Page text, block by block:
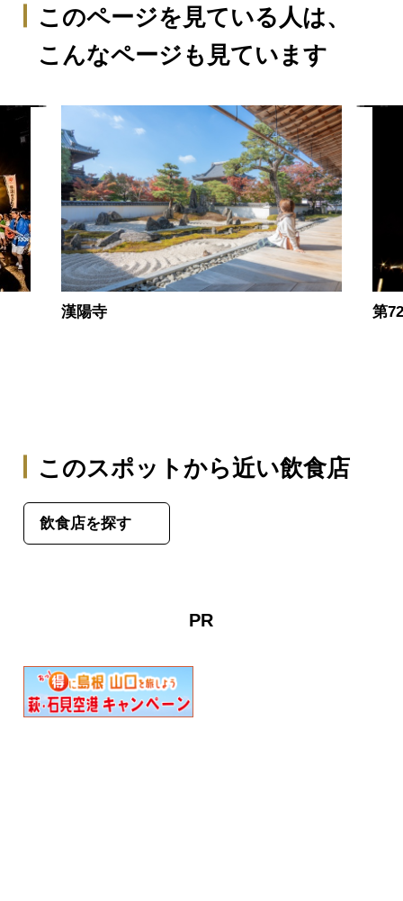
このページを見ている人は、
こんなページも見ています
漢陽寺 第
このスポットから近い飲食店
飲食店を探す
PR